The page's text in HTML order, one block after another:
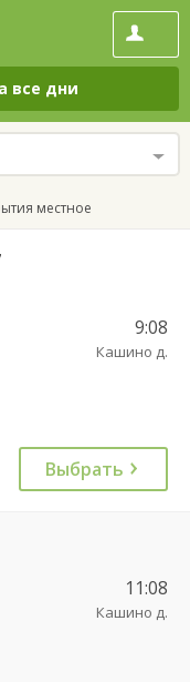
все дни
местное
9:08
Кашино д.
Выбрать
11:08
Кашино д.